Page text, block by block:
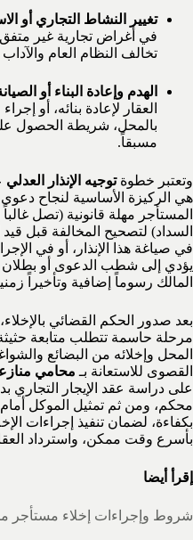
تغيير النشاط التجاري أو
في أغراض تجارية غير متفق
تخالف النظام العام
الهدم وإعادة البناء أو
العقار لإعادة بنائه، أو
بالمحل، شريطة الحصول
مسبقاً.
وتعتبر خطوةتوجيه الإنذار العدلي
هي الركيزة الأساسية لنجاح
السداد) لتصحيح المخالفة قبل
في صياغة هذا الإنذار، أو في
يؤدي إلى شطب الدعوى أو بطلان
المالك رسوماً إضافية وتأخيراً
بعد صدور الحكم القضائي
مرحلة حاسمة تتطلب متابعة
المحل وإخلائه من البضائع
القصوى للاستعانة بـ محامي
على دراسة عقد الإيجار التجاري
محكم، ومن ثم تمثيل الموكل
بكفاءة، لضمان تنفيذ إجراءات
بأسرع وقت ممكن، واسترداد
إقرأ أيضا
شروط وإجراءات إخلاء مستأجر